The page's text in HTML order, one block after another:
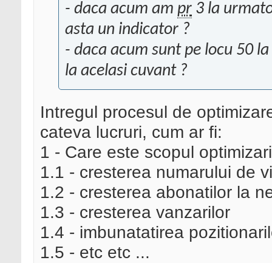
- daca acum am pr 3 la
asta un indicator ?
- daca acum sunt pe locu 50
la acelasi cuvant ?
Intregul procesul de
cateva lucruri, cum ar fi:
1 - Care este scopul
1.1 - cresterea numarului de
1.2 - cresterea abonatilor la
1.3 - cresterea vanzarilor
1.4 - imbunatatirea
1.5 - etc etc ...